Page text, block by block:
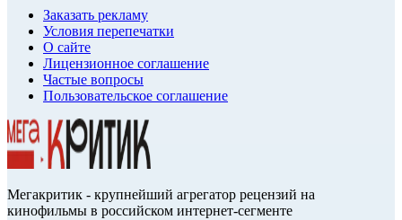
Заказать рекламу
Условия перепечатки
О сайте
Лицензионное соглашение
Частые вопросы
Пользовательское соглашение
Мегакритик - крупнейший агрегатор рецензий на
кинофильмы в российском интернет-сегменте